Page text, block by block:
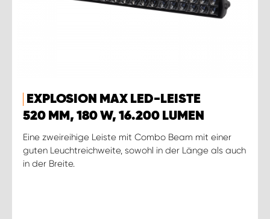
EXPLOSION MAX LED-LEISTE
520 MM, 180 W, 16.200 LUMEN
Eine zweireihige Leiste mit Combo Beam mit einer
guten Leuchtreichweite, sowohl in der Länge als auch
in der Breite.